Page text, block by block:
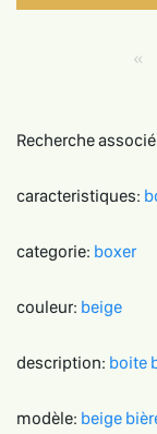
Recherche associé
caracteristiques:
categorie: boxer
couleur: beige
description: boite
modèle: beige